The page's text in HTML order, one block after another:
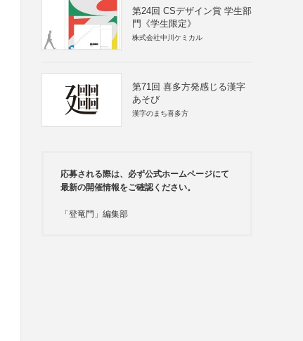
第24回 CSデザイン賞 学生部
門《学生限定》
株式会社中川ケミカル
第71回 喜多方発感じる漢字
あそび
漢字のまち喜多方
応募される際は、必ず公式ホームページにて
最新の開催情報をご確認ください。
「登竜門」編集部